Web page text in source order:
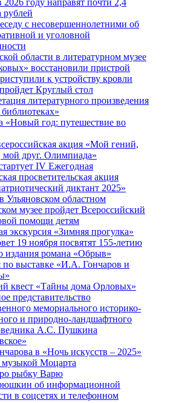
2026 году направят почти 2,4
рублей
с несовершеннолетними об
и уголовной
области в литературном музее
восстановили пристрой
к устройству кровли
Круглый стол
литературного произведения
«Новый год: путешествие во
акция «Мой гений,
мой друг. Олимпиада»
IV Ежегодная
просветительская акция
диктант 2025»
Ульяновском областном
музее пройдет Всероссийский
помощи детям
экскурсия «Зимняя прогулка»
19 ноября посвятят 155-летию
издания романа «Обрыв»
по выставке «И.А. Гончаров и
квест «Тайны дома Орловых»
представительство
мемориального историко-
и природно-ландшафтного
А.С. Пушкина
в «Ночь искусств – 2025»
музыкой Моцарта
рыбку Варю
об информационной
в соцсетях и телефонном